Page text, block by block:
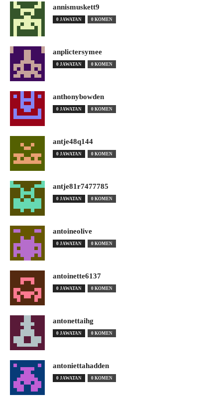
annismuskett9
0 JAWATAN 0 KOMEN
anplictersymee
0 JAWATAN 0 KOMEN
anthonybowden
0 JAWATAN 0 KOMEN
antje48q144
0 JAWATAN 0 KOMEN
antje81r7477785
0 JAWATAN 0 KOMEN
antoineolive
0 JAWATAN 0 KOMEN
antoinette6137
0 JAWATAN 0 KOMEN
antonettaihg
0 JAWATAN 0 KOMEN
antoniettahadden
0 JAWATAN 0 KOMEN